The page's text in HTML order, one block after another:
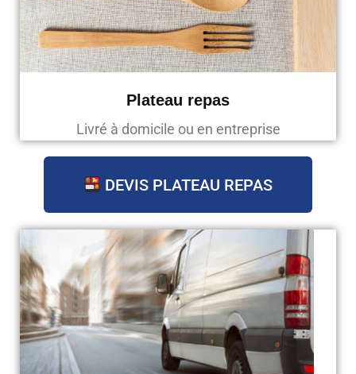
Plateau repas
Livré à domicile ou en entreprise
DEVIS PLATEAU REPAS